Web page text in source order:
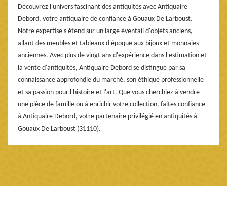
Découvrez l'univers fascinant des antiquités avec Antiquaire
Debord, votre antiquaire de confiance à Gouaux De Larboust.
Notre expertise s'étend sur un large éventail d'objets anciens,
allant des meubles et tableaux d'époque aux bijoux et monnaies
anciennes. Avec plus de vingt ans d'expérience dans l'estimation et
la vente d'antiquités, Antiquaire Debord se distingue par sa
connaissance approfondie du marché, son éthique professionnelle
et sa passion pour l'histoire et l'art. Que vous cherchiez à vendre
une pièce de famille ou à enrichir votre collection, faites confiance
à Antiquaire Debord, votre partenaire privilégié en antiquités à
Gouaux De Larboust (31110).